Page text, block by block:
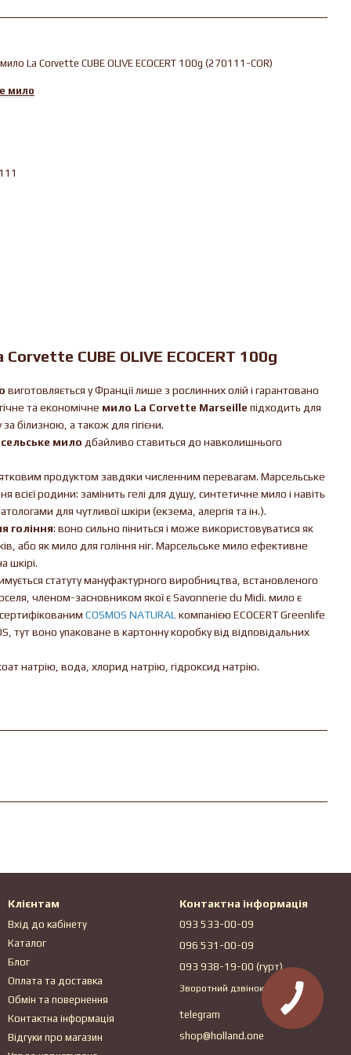
La Corvette CUBE OLIVE ECOCERT 100g (270111-COR)
мило
CUBE OLIVE ECOCERT 100g
виготовляється у Франції лише з рослинних олій і гарантовано
та економічне мило La Corvette Marseille підходить для
білизною, а також для гігієни.
мило дбайливо ставиться до навколишнього
продуктом завдяки численним перевагам. Марсельське
всієї родини: замінить гелі для душу, синтетичне мило і навіть
для чутливої ​​шкіри (екзема, алергія та ін.).
гоління: воно сильно піниться і може використовуватися як
або як мило для гоління ніг. Марсельське мило ефективне
шкірі.
статуту мануфактурного виробництва, встановленого
членом-засновником якої є Savonnerie du Midi. мило є
COSMOS NATURAL компанією ECOCERT Greenlife
тут воно упаковане в картонну коробку від відповідальних
натрію, вода, хлорид натрію, гідроксид натрію.
Клієнтам
Вхід до кабінету
Каталог
Блог
Оплата та доставка
Обмін та повернення
Контактна інформація
Відгуки про магазин
Контактна інформація
093 533-00-09
096 531-00-09
093 938-19-00 (гурт)
Зворотний дзвінок
telegram
shop@holland.one